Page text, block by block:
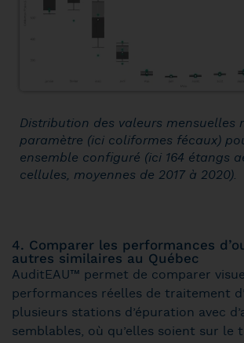
Distribution des valeurs mensuelles
paramètre (ici coliformes fécaux)
ensemble configuré (ici 164 étangs
cellules, moyennes de 2017 à 2020).
4. Comparer les performances
autres similaires au Québec
AuditEAU™ permet de comparer
performances réelles de traitement
plusieurs stations d’épuration avec
semblables, où qu’elles soient sur le